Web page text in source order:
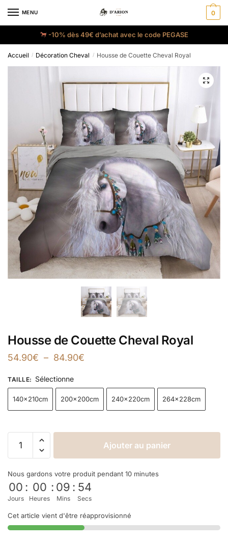
MENU 0
-10% dès 49€ d’achat avec le code PEGASE
Accueil / Décoration Cheval / Housse de Couette Cheval Royal
Housse de Couette Cheval Royal
54.90€ – 84.90€
TAILLE: Sélectionne
140x210cm 200x200cm 240x220cm 264x228cm
Ajouter au panier
Nous gardons votre produit pendant 10 minutes
00
Jours
: 00
Heures
: 09
Mins
: 54
Secs
Cet article vient d'être réapprovisionné